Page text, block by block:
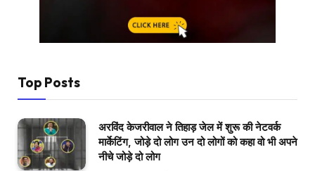
Top Posts
अरविंद केजरीवाल ने तिहाड़ जेल में शुरू की नेटवर्क
मार्केटिंग, जोड़े दो लोग उन दो लोगों को कहा वो भी अपने
नीचे जोड़े दो लोग